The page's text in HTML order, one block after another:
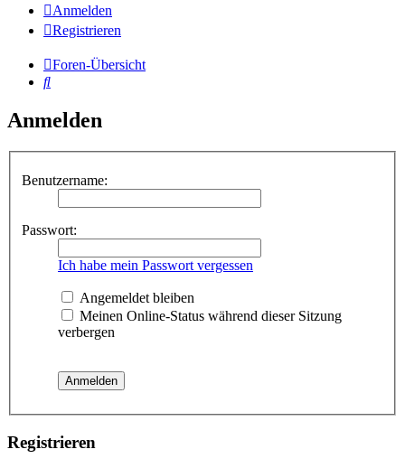
Anmelden
Registrieren
Foren-Übersicht
Suche
Anmelden
Benutzername:
Passwort:
Ich habe mein Passwort vergessen
Angemeldet bleiben
Meinen Online-Status während dieser Sitzung
verbergen
Registrieren